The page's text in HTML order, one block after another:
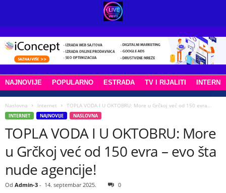
NAJNOVIJE POPULARNO ESTRADA TV I RIJALITI
Naslovna Internet TOPLA VODA I U OKTOBRU: More u Grčkoj već od 150 evra...
INTERNET NAJNOVIJE NASLOVNA
TOPLA VODA I U OKTOBRU: More
u Grčkoj već od 150 evra – evo šta
nude agencije!
Od Admin-3 - 14. septembar 2025. 0